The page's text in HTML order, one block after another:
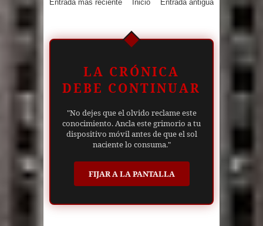
Entrada más reciente Entrada antigua
Inicio
LA CRÓNICA
DEBE CONTINUAR
"No dejes que el olvido reclame este
conocimiento. Ancla este grimorio a tu
dispositivo móvil antes de que el sol
naciente lo consuma."
FIJAR A LA PANTALLA